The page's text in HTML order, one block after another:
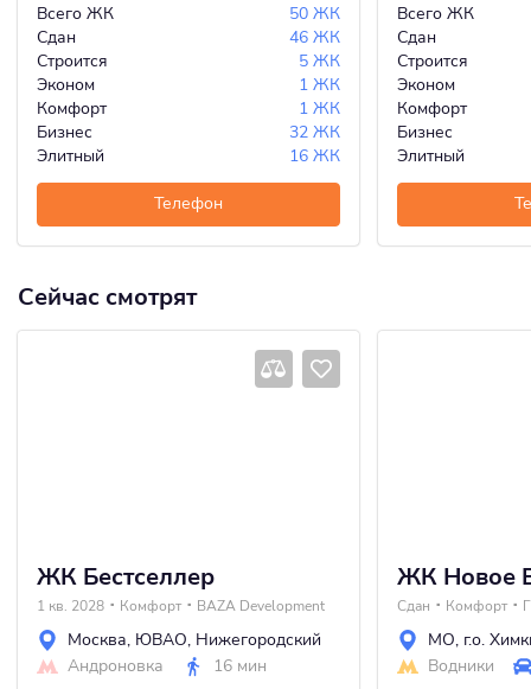
Всего ЖК
50 ЖК
Сдан
46 ЖК
Строится
5 ЖК
Эконом
1 ЖК
Комфорт
1 ЖК
Бизнес
32 ЖК
Элитный
16 ЖК
Телефон
Всего ЖК
Сдан
Строится
Эконом
Комфорт
Бизнес
Элитный
Сейчас смотрят
ЖК Бестселлер
1 кв. 2028 Комфорт BAZA Development
Москва, ЮВАО, Нижегородский
Андроновка
16 мин
ЖК Новое
Сдан Комфорт
МО, г.о.
Водники